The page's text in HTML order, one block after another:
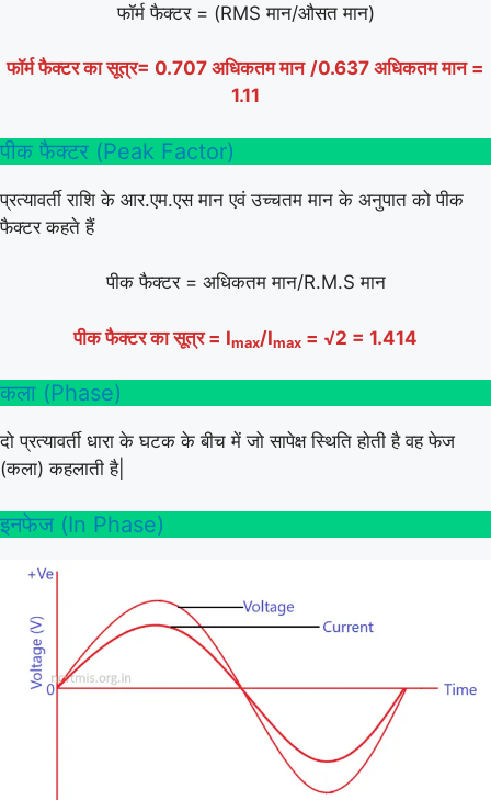
फॉर्म फैक्टर = (RMS मान/औसत मान)
फॉर्म फैक्टर कासूत्र= 0.707 अधिकतम मान /0.637 अधिकतम मान =
1.11
पीक फैक्टर (Peak Factor)
प्रत्यावर्ती राशि के आर.एम.एस मान एवं उच्चतम मान के अनुपात को पीक
फैक्टर कहते हैं
पीक फैक्टर = अधिकतम मान/R.M.S मान
पीक फैक्टर का सूत्र = Imax/Imax = √2 = 1.414
कला (Phase)
दो प्रत्यावर्ती धारा के घटक के बीच में जो सापेक्ष स्थिति होती है वह फेज
(कला) कहलाती है|
इनफेज (In Phase)